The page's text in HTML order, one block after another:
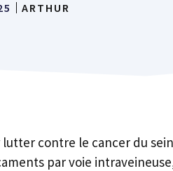
ARTHUR
contre le cancer du
par voie